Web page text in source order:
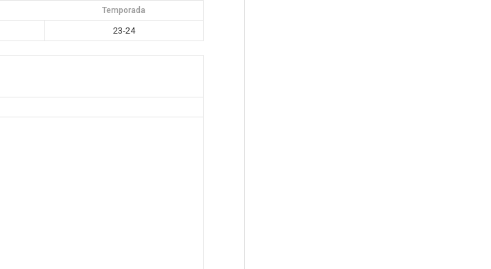
Temporada
23-24